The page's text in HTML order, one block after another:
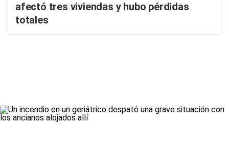
afectó tres viviendas y hubo pérdidas
totales